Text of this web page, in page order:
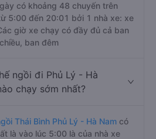
có khoảng 48 chuyến trên
5:00 đến 20:01 bởi 1 nhà xe: xe
giờ xe chạy có đầy đủ cả ban
ban đêm
ngồi đi Phủ Lý - Hà
chạy sớm nhất?
Thái Bình Phủ Lý - Hà Nam có
là vào lúc 5:00 là của nhà xe